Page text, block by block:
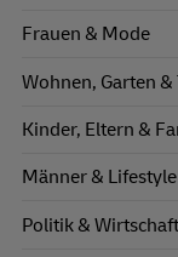
Frauen & Mode
Wohnen, Garten &
Kinder, Eltern &
Männer & Lifestyle
Politik & Wirtschaft